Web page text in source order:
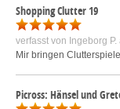
Shopping Clutter 19
verfasst von Ingeborg P.
Mir bringen
Picross: Hänsel und